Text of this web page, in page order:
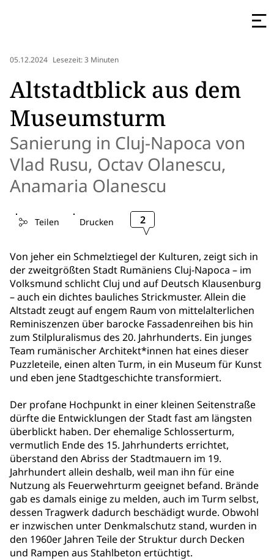
05.12.2024 Lesezeit: 3 Minuten
Altstadtblick aus dem
Museumsturm
Sanierung in Cluj-Napoca von
Vlad Rusu, Octav Olanescu,
Anamaria Olanescu
Teilen Drucken 2
Von jeher ein Schmelztiegel der Kulturen, zeigt sich in
der zweitgrößten Stadt Rumäniens Cluj-Napoca – im
Volksmund schlicht Cluj und auf Deutsch Klausenburg
– auch ein dichtes bauliches Strickmuster. Allein die
Altstadt zeugt auf engem Raum von mittelalterlichen
Reminiszenzen über barocke Fassadenreihen bis hin
zum Stilpluralismus des 20. Jahrhunderts. Ein junges
Team rumänischer Architekt*innen hat eines dieser
Puzzleteile, einen alten Turm, in ein Museum für Kunst
und eben jene Stadtgeschichte transformiert.
Der profane Hochpunkt in einer kleinen Seitenstraße
dürfte die Entwicklungen der Stadt fast am längsten
überblickt haben. Der ehemalige Schlosserturm,
vermutlich Ende des 15. Jahrhunderts errichtet,
überstand den Abriss der Stadtmauern im 19.
Jahrhundert allein deshalb, weil man ihn für eine
Nutzung als Feuerwehrturm geeignet befand. Brände
gab es damals einige zu melden, auch im Turm selbst,
dessen Tragwerk dadurch beschädigt wurde. Obwohl
er inzwischen unter Denkmalschutz stand, wurden in
den 1960er Jahren Teile der Struktur durch Decken
und Rampen aus Stahlbeton ertüchtigt.